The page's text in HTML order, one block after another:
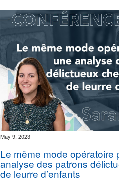
May 9, 2023
Le même mode opératoire
analyse des patrons
de leurre d’enfants